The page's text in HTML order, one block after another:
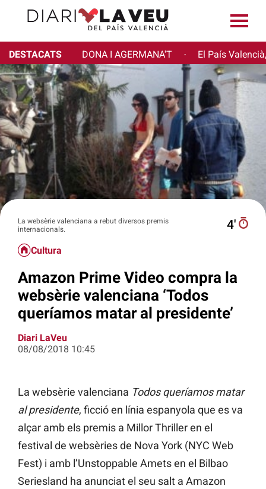
DESTACATS DONA I AGERMANA'T · El País
La websèrie valenciana a rebut diversos premis
internacionals.
4′
Cultura
Amazon Prime Video compra la
websèrie valenciana ‘Todos
queríamos matar al presidente’
Diari LaVeu
08/08/2018 10:45
La websèrie valenciana Todos queríamos matar
al presidente, ficció en línia espanyola que es va
alçar amb els premis a Millor Thriller en el
festival de websèries de Nova York (NYC Web
Fest) i amb l’Unstoppable Amets en el Bilbao
Seriesland ha anunciat el seu salt a Amazon